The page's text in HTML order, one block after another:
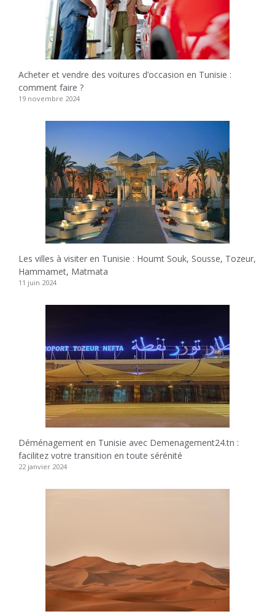
Acheter et vendre des voitures d’occasion en Tunisie :
comment faire ?
19 novembre 2024
Les villes à visiter en Tunisie : Houmt Souk, Sousse, Tozeur,
Hammamet, Matmata
11 juin 2024
Déménagement en Tunisie avec Demenagement24.tn :
facilitez votre transition en toute sérénité
22 janvier 2024